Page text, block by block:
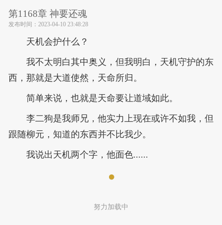
第1168章 神要还魂
发布时间： 2023-04-10 23:48:28
天机会护什么？
我不太明白其中奥义，但我明白，天机守护的东
西，那就是大道使然，天命所归。
简单来说，也就是天命要让道域如此。
李二狗是我师兄，他实力上现在或许不如我，但
跟随柳元，知道的东西并不比我少。
我说出天机两个字，他面色......
努力加载中